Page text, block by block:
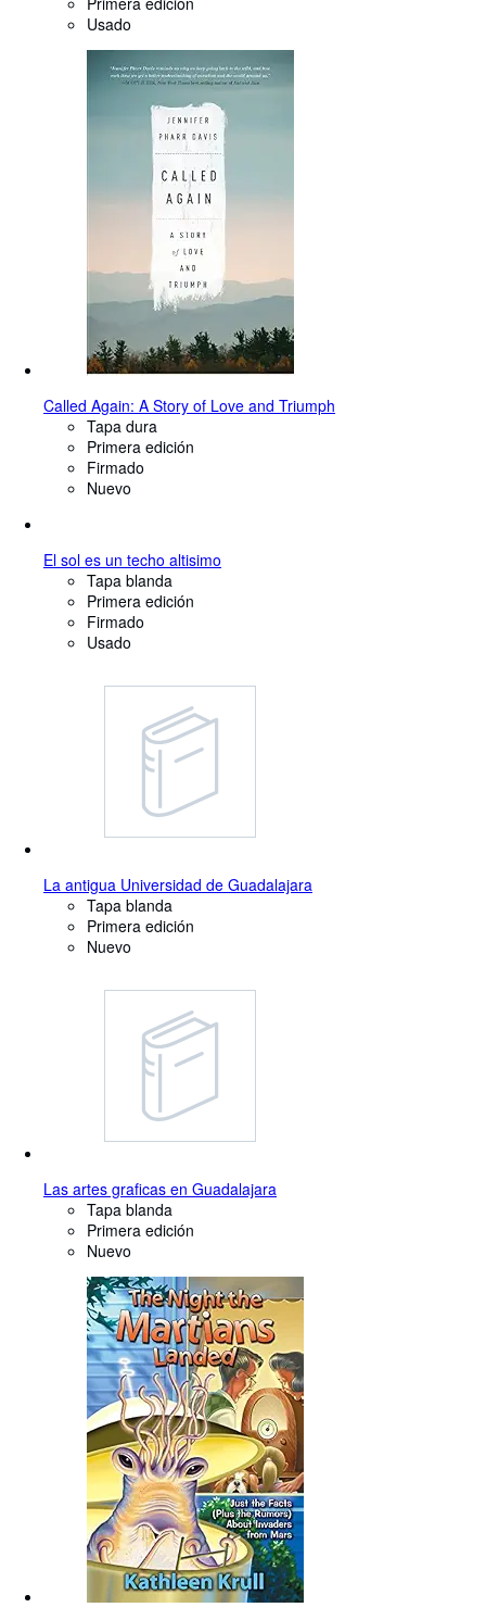
Usado
Called Again: A Story of Love and Triumph
Tapa dura
Primera edición
Firmado
Nuevo
El sol es un techo altisimo
Tapa blanda
Primera edición
Firmado
Usado
La antigua Universidad de Guadalajara
Tapa blanda
Primera edición
Nuevo
Las artes graficas en Guadalajara
Tapa blanda
Primera edición
Nuevo